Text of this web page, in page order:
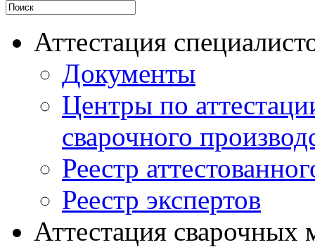
Аттестация
Документы
Центры по
сварочного
Реестр
Реестр экспертов
Аттестация сварочных